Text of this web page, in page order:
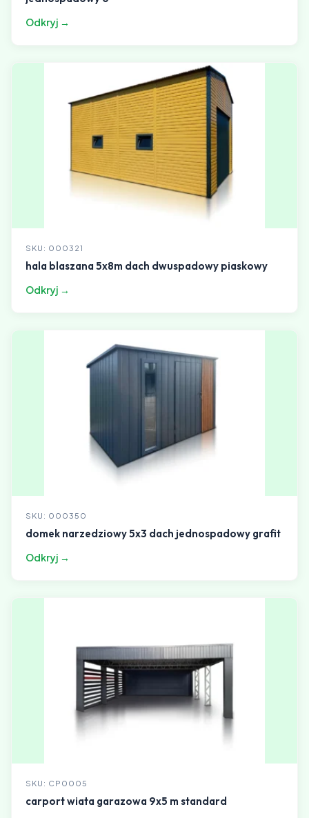
Odkryj →
SKU: 000321
hala blaszana 5x8m dach dwuspadowy piaskowy
Odkryj →
SKU: 000350
domek narzedziowy 5x3 dach jednospadowy grafit
Odkryj →
SKU: CP0005
carport wiata garazowa 9x5 m standard